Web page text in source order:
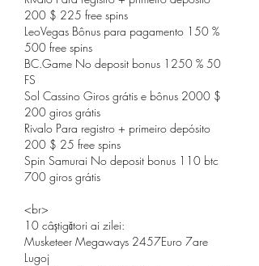
200 $ 225 free spins
LeoVegas Bônus para pagamento 150 %
500 free spins
BC.Game No deposit bonus 1250 % 50
FS
Sol Cassino Giros grátis e bônus 2000 $
200 giros grátis
Rivalo Para registro + primeiro depósito
200 $ 25 free spins
Spin Samurai No deposit bonus 110 btc
700 giros grátis
<br>
10 câștigători ai zilei:
Musketeer Megaways 2457Euro 7are
Lugoj